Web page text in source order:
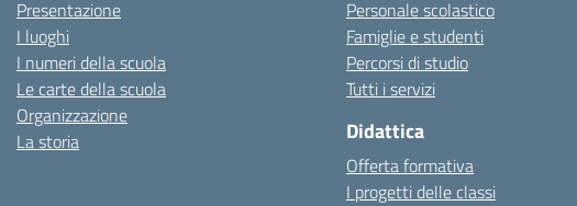
Presentazione
I luoghi
I numeri della scuola
Le carte della scuola
Organizzazione
La storia
Personale scolastico
Famiglie e studenti
Percorsi di studio
Tutti i servizi
Didattica
Offerta formativa
I progetti delle classi